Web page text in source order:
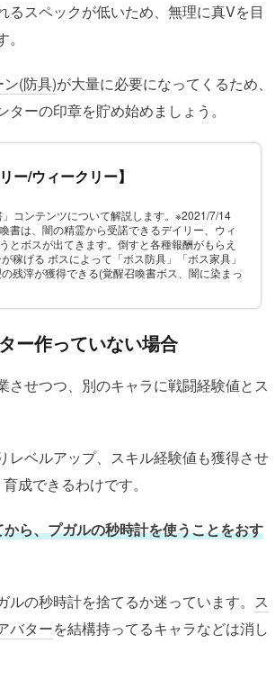
スペックが低いため、無理に真Vを目
(防具)が大量に必要になってくるため、
ターの印章を貯め始めましょう。
ー/ウィークリー】
コンテンツについて解説します。※2021/7/14
書は、闇の精霊から受諾できるデイリー、ウィ
とボスが出てきます。倒すと各種報酬がもらえ
稼げる ボスによって「ボス防具」「ボス家具」
残滓が獲得できる(覚醒召喚書ボス、闇に染まっ
ー作っていない場合
せつつ、別のキャラに戦闘経験値とス
レベルアップ、スキル経験値も獲得させ
成できるわけです。
ら、プガルの秒時計を使うことをおす
の秒時計を捨てるか迷っています。 ス
バターを結構持ってるキャラなどは消し